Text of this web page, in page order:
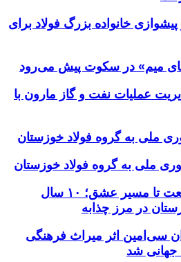
خانواده بزرگ فولاد برای
میم» در سکوت پیش می‌رود
عملیات نفت و گاز مارون با
ملی به گروه فولاد خوزستان
ملی به گروه فولاد خوزستان
از چرخ‌دنده‌های صنعت تا مسیر عشق؛ ۱۰ سال
در مرز چذابه
سی‌امین اثر میراث‌ فرهنگی
جهانی شد